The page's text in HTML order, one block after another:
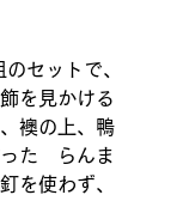
セットで、
を見かける
襖の上、鴨
た　らんま
を使わず、